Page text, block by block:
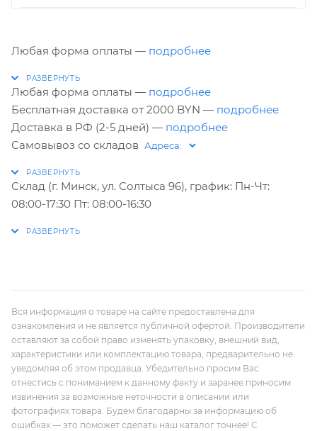
Любая форма оплаты — подробнее
Любая форма оплаты — подробнее
Бесплатная доставка от 2000 BYN — подробнее
Доставка в РФ (2-5 дней) — подробнее
Самовывоз со складов
Склад (г. Минск, ул. Солтыса 96), график: Пн-Чт:
08:00-17:30 Пт: 08:00-16:30
Вся информация о товаре на сайте предоставлена для
ознакомления и не является публичной офертой. Производители
оставляют за собой право изменять упаковку, внешний вид,
характеристики или комплектацию товара, предварительно не
уведомляя об этом продавца. Убедительно просим Вас
отнестись с пониманием к данному факту и заранее приносим
извинения за возможные неточности в описании или
фотографиях товара. Будем благодарны за информацию об
ошибках — это поможет сделать наш каталог точнее! С